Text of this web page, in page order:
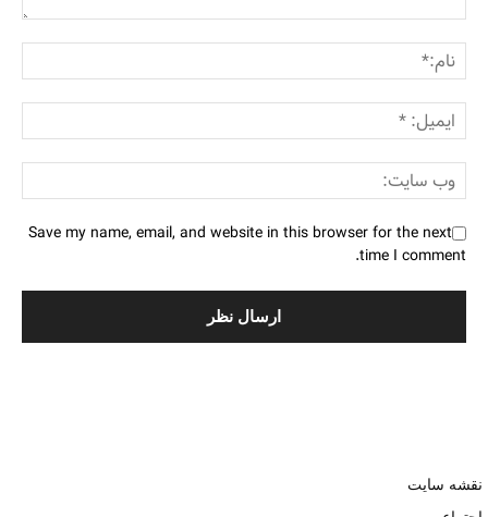
Save my name, email, and website in this browser for the next
time I comment.
نقشه سایت